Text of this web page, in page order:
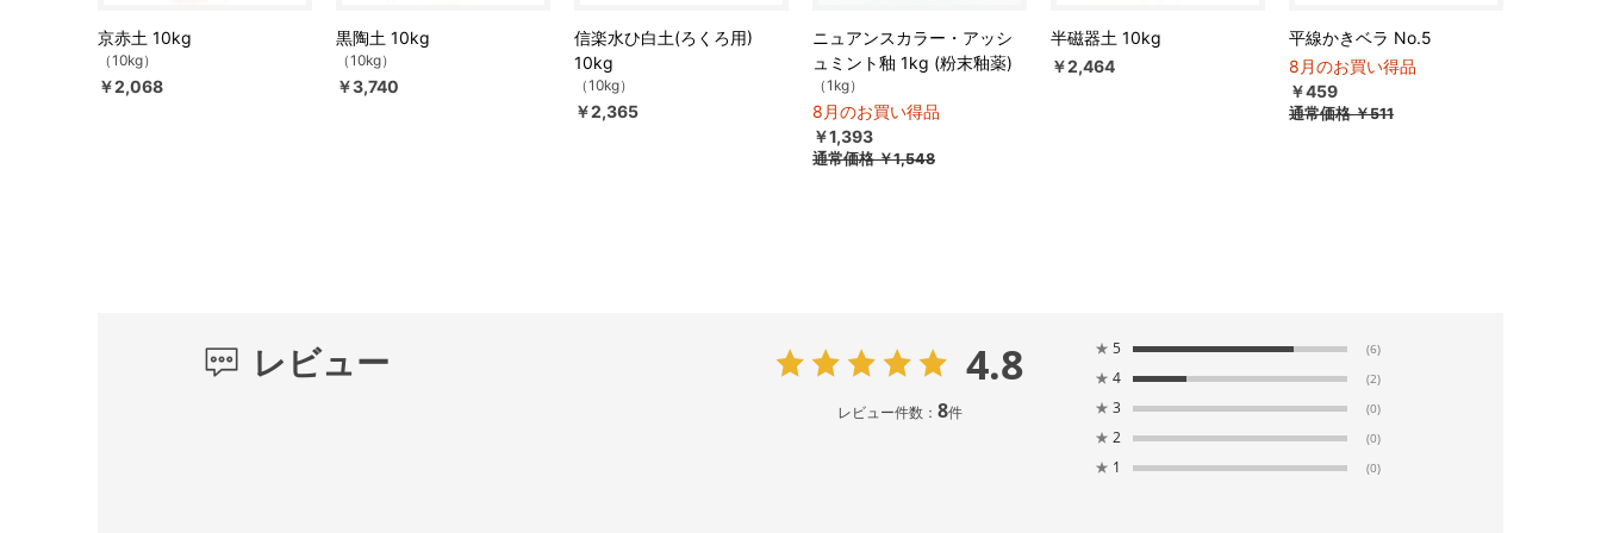
京赤土 10kg
（10kg）
￥2,068
黒陶土 10kg
（10kg）
￥3,740
信楽水ひ白土(ろくろ用)
10kg
（10kg）
￥2,365
ニュアンスカラー・アッシ
ュミント釉 1kg (粉末釉薬)
（1kg）
8月のお買い得品
￥1,393
通常価格￥1,548
半磁器土 10kg
￥2,464
平線かきベラ No.5
8月のお買い得品
￥459
通常価格￥511
レビュー 4.8
レビュー件数： 8件
★ 5 (6)
★ 4 (2)
★ 3 (0)
★ 2 (0)
★ 1 (0)